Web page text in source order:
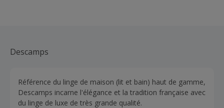
Descamps
Référence du linge de maison (lit et bain) haut de gamme,
Descamps incarne l'élégance et la tradition française avec
du linge de luxe de très grande qualité.